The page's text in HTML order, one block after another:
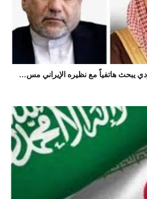
يبحث هاتفياً مع نظيره الإيراني مس...